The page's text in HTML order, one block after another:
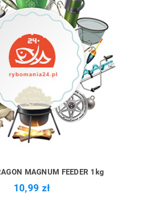
MAGNUM FEEDER 1kg
10,99 zł